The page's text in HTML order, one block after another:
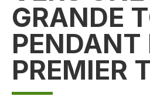
GRANDE
PENDANT
PREMIER